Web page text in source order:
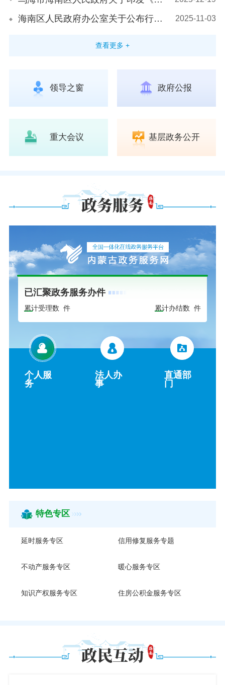
海南区人民政府办公室关于公布行政规范性文件清理结果的通知 2025-11-03
查看更多 +
领导之窗 政府公报
重大会议 基层政务公开
已汇聚政务服务办件
累计受理数 件 累计办结数 件
个人服
务
法人办
事
直通部
门
特色专区
延时服务专区 信用修复服务专题
不动产服务专区 暖心服务专区
知识产权服务专区 住房公积金服务专区